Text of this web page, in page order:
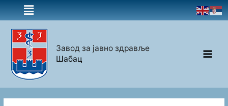
Завод за јавно здравље
Шабац